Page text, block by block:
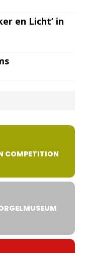
en Licht’ in
COMPETITION